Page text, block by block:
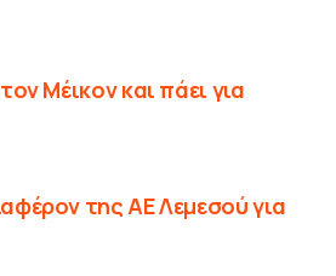
Μέικον και πάει για
της ΑΕ Λεμεσού για